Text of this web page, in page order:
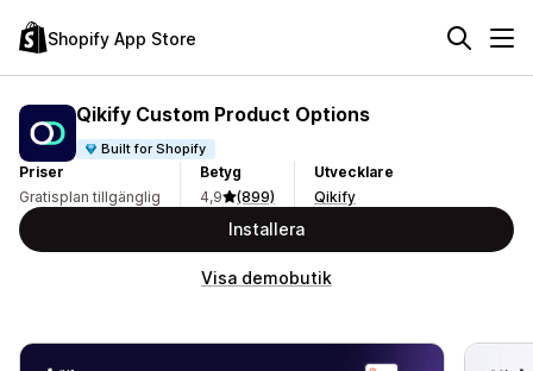
Shopify App Store
Qikify Custom Product Options
Built for Shopify
Priser
Gratisplan tillgänglig
Betyg
4,9
(899)
Utvecklare
Qikify
Installera
Visa demobutik